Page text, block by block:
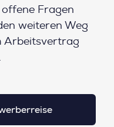
Fragen
weiteren Weg
Arbeitsvertrag